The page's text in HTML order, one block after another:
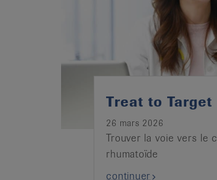
Treat to Target
26 mars 2026
Trouver la voie vers le
rhumatoïde
continuer